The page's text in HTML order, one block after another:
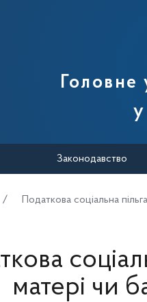
Головне
Законодавство
Податкова соціальна
матері чи